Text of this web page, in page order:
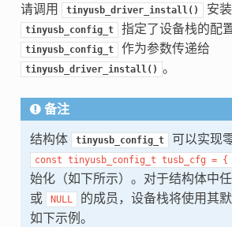
请调用 tinyusb_driver_install() 安
tinyusb_config_t 指定了设备栈的配
tinyusb_config_t 作为参数传递给
tinyusb_driver_install() 。
备注
结构体 tinyusb_config_t 可以实现
const tinyusb_config_t tusb_cfg = {
始化（如下所示）。对于结构体中
或 NULL
的成员，设备栈将使用其
如下示例。